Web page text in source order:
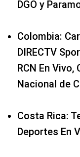
DGO y
Colombia:
DIRECTV
RCN En Vivo,
Nacional de
Costa Rica:
Deportes En